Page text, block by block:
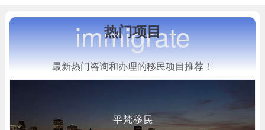
热门项目
immigrate
最新热门咨询和办理的移民项目推荐！